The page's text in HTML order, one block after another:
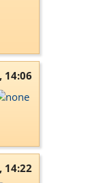
14:06
14:22